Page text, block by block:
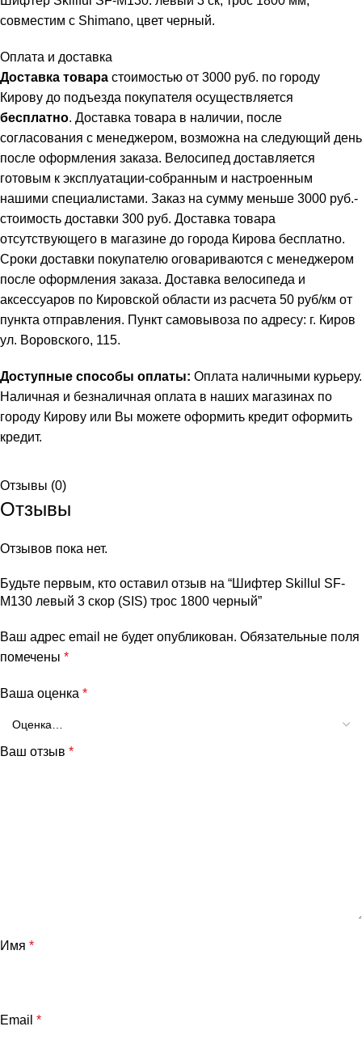
совместим с Shimano, цвет черный.
Оплата и доставка
Доставка товара стоимостью от 3000 руб. по городу
Кирову до подъезда покупателя осуществляется
бесплатно. Доставка товара в наличии, после
согласования с менеджером, возможна на следующий день
после оформления заказа. Велосипед доставляется
готовым к эксплуатации-собранным и настроенным
нашими специалистами. Заказ на сумму меньше 3000 руб.-
стоимость доставки 300 руб. Доставка товара
отсутствующего в магазине до города Кирова бесплатно.
Сроки доставки покупателю оговариваются с менеджером
после оформления заказа. Доставка велосипеда и
аксессуаров по Кировской области из расчета 50 руб/км от
пункта отправления. Пункт самовывоза по адресу: г. Киров
ул. Воровского, 115.
Доступные способы оплаты: Оплата наличными курьеру.
Наличная и безналичная оплата в наших магазинах по
городу Кирову или Вы можете оформить кредит оформить
кредит.
Отзывы (0)
Отзывы
Отзывов пока нет.
Будьте первым, кто оставил отзыв на “Шифтер Skillul SF-
M130 левый 3 скор (SIS) трос 1800 черный”
Ваш адрес email не будет опубликован. Обязательные поля
помечены *
Ваша оценка *
Ваш отзыв *
Имя *
Email *